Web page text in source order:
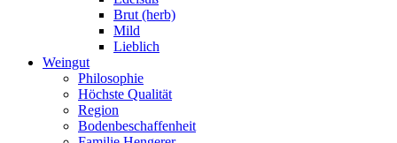
Brut (herb)
Mild
Lieblich
Weingut
Philosophie
Höchste Qualität
Region
Bodenbeschaffenheit